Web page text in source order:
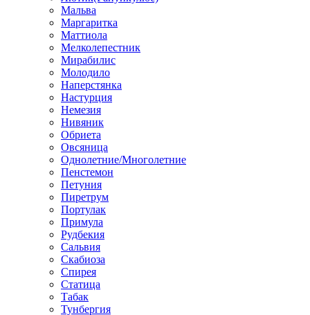
Мальва
Маргаритка
Маттиола
Мелколепестник
Мирабилис
Молодило
Наперстянка
Настурция
Немезия
Нивяник
Обриета
Овсяница
Однолетние/Многолетние
Пенстемон
Петуния
Пиретрум
Портулак
Примула
Рудбекия
Сальвия
Скабиоза
Спирея
Статица
Табак
Тунбергия